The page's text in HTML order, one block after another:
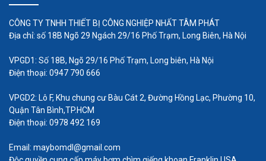
NHỮNG KINH NGHIỆM KHI SỬ
CÔNG TY TNHH THIẾT BỊ CÔNG NGHIỆP NHẤT TÂM PHÁT
Địa chỉ: số 18B Ngõ 29 Ngách 29/16 Phố Trạm, Long Biên, Hà Nội
VPGD1: Số 18B, Ngõ 29/16 Phố Trạm, Long biên, Hà Nội
Điện thoại: 0947 790 666
VPGD2: Lô F, Khu chung cư Bàu Cát 2, Đường Hồng Lạc, Phường 10,
Quận Tân Bình,TP.HCM
Điện thoại: 0978 492 169
Email: maybomdl@gmail.com